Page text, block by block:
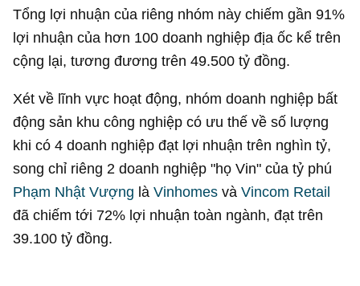
Tổng lợi nhuận của riêng nhóm này chiếm gần 91%
lợi nhuận của hơn 100 doanh nghiệp địa ốc kể trên
cộng lại, tương đương trên49.500 tỷ đồng.
Xét về lĩnh vực hoạt động, nhóm doanh nghiệp bất
động sản khu công nghiệp có ưu thế về số lượng
khi có 4 doanh nghiệp đạt lợi nhuận trên nghìn tỷ,
song chỉ riêng 2 doanh nghiệp "họ Vin" của tỷ phú
Phạm Nhật Vượng làVinhomes vàVincom Retail
đã chiếm tới 72% lợi nhuận toàn ngành, đạt trên
39.100 tỷ đồng.